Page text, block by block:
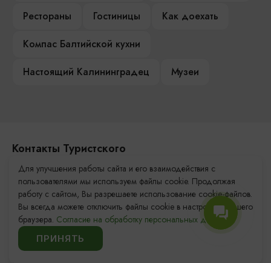
Рестораны
Гостиницы
Как доехать
Компас Балтийской кухни
Настоящий Калининградец
Музеи
Контакты Туристского
информационного центра
+7 (4012) 555-200
8 (800) 200-55-39
info@visit-kaliningrad.ru
Для улучшения работы сайта и его взаимодействия с
пользователями мы используем файлы cookie. Продолжая
работу с сайтом, Вы разрешаете использование cookie-файлов.
Вы всегда можете отключить файлы cookie в настройках Вашего
браузера. Согласие на обработку персональных данных.
ПРИНЯТЬ